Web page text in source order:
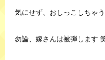
気にせず、おしっこしちゃ
勿論、嫁さんは被弾します